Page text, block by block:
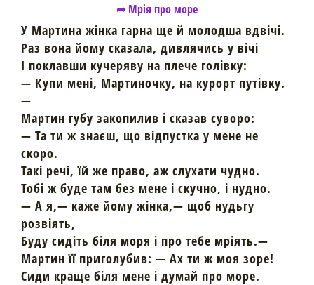
➦ Мрія про море
У Мартина жінка гарна ще й молодша вдвічі.
Раз вона йому сказала, дивлячись у вічі
І поклавши кучеряву на плече голівку:
— Купи мені, Мартиночку, на курорт путівку.
—
Мартин губу закопилив і сказав суворо:
— Та ти ж знаєш, що відпустка у мене не
скоро.
Такі речі, їй же право, аж слухати чудно.
Тобі ж буде там без мене і скучно, і нудно.
— А я,— каже йому жінка,— щоб нудьгу
розвіять,
Буду сидіть біля моря і про тебе мріять.—
Мартин її приголубив: — Ах ти ж моя зоре!
Сиди краще біля мене і думай про море.